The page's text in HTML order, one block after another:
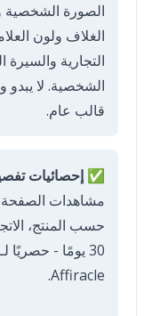
الصورة
الغلاف ولون
التجارية والسيرة
الشخصية. لا يبدو
قالب عام.
✅ إحصائيات
مشاهدات
حسب المنتج،
30 يومًا - حصريًا لـ
Affiracle.